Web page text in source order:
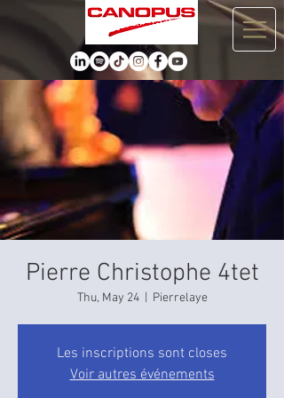
Pierre Christophe 4tet
Thu, May 24
  |
Pierrelaye
Les inscriptions sont closes
Voir autres événements